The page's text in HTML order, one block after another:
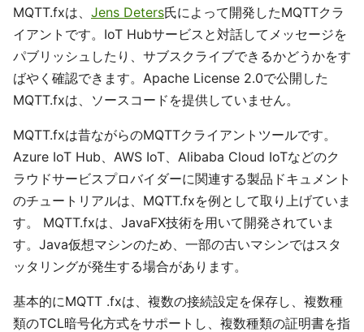
MQTT.fxは、 Jens Deters氏によって開発したMQTTクラ
イアントです。IoT Hubサービスと対話してメッセージを
パブリッシュしたり、サブスクライブできるかどうかをす
ばやく確認できます。Apache License 2.0で公開した
MQTT.fxは、ソースコードを提供していません。
MQTT.fxは昔ながらのMQTTクライアントツールです。
Azure IoT Hub、AWS IoT、Alibaba Cloud IoTなどのク
ラウドサービスプロバイダーに関連する製品ドキュメント
のチュートリアルは、MQTT.fxを例として取り上げていま
す。 MQTT.fxは、JavaFX技術を用いて開発されていま
す。Java仮想マシンのため、一部の古いマシンではスタ
ッタリングが発生する場合があります。
基本的にMQTT .fxは、複数の接続設定を保存し、複数種
類のTCL暗号化方式をサポートし、複数種類の証明書を指